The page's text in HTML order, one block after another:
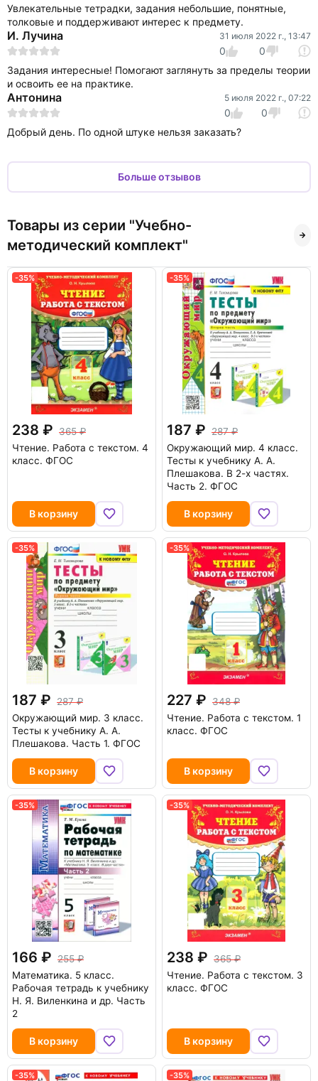
Увлекательные тетрадки, задания небольшие, понятные,
толковые и поддерживают интерес к предмету.
И. Лучина 31 июля 2022 г., 13:47
0
0
Задания интересные! Помогают заглянуть за пределы теории
и освоить ее на практике.
Антонина 5 июля 2022 г., 07:22
0
0
Добрый день. По одной штуке нельзя заказать?
Больше отзывов
Товары из серии "Учебно-
методический комплект"
-35%
238
365
Чтение. Работа с текстом. 4
класс. ФГОС
В корзину
-35%
187
287
Окружающий мир. 4 класс.
Тесты к учебнику А. А.
Плешакова. В 2-х частях.
Часть 2. ФГОС
В корзину
-35%
187
287
Окружающий мир. 3 класс.
Тесты к учебнику А. А.
Плешакова. Часть 1. ФГОС
В корзину
-35%
227
348
Чтение. Работа с текстом. 1
класс. ФГОС
В корзину
-35%
166
255
Математика. 5 класс.
Рабочая тетрадь к учебнику
Н. Я. Виленкина и др. Часть
2
В корзину
-35%
238
365
Чтение. Работа с текстом. 3
класс. ФГОС
В корзину
-35% -35%